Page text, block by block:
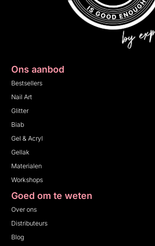
Ons aanbod
Bestsellers
Nail Art
Glitter
Biab
Gel & Acryl
Gellak
Materialen
Workshops
Goed om te weten
Over ons
Distributeurs
Blog